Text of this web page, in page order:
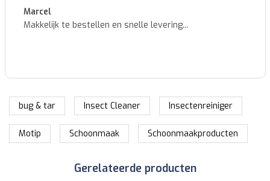
Marcel
Makkelijk te bestellen en snelle levering...
bug & tar Insect Cleaner Insectenreiniger
Motip Schoonmaak Schoonmaakproducten
Gerelateerde producten